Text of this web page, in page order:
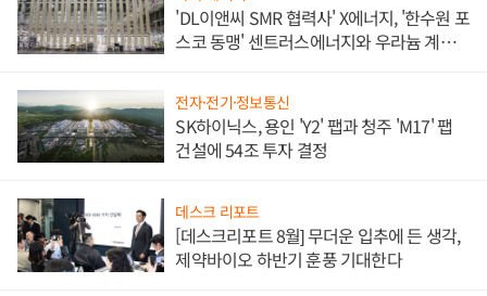
'DL이앤씨 SMR 협력사' X에너지, '한수원 포
스코 동맹' 센트러스에너지와 우라늄 계약
전자·전기·정보통신
SK하이닉스, 용인 'Y2' 팹과 청주 'M17' 팹
건설에 54조 투자 결정
데스크 리포트
[데스크리포트 8월] 무더운 입추에 든 생각,
제약바이오 하반기 훈풍 기대한다